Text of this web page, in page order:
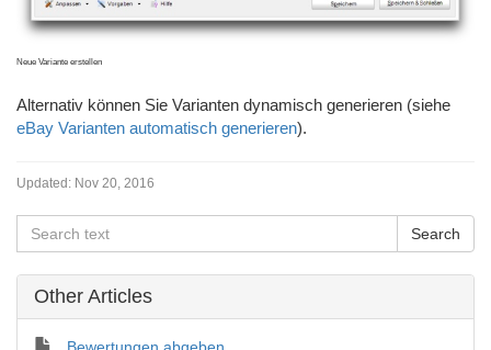
Neue Variante erstellen
Alternativ können Sie Varianten dynamisch generieren (siehe
eBay Varianten automatisch generieren).
Updated: Nov 20, 2016
Other Articles
Bewertungen abgeben